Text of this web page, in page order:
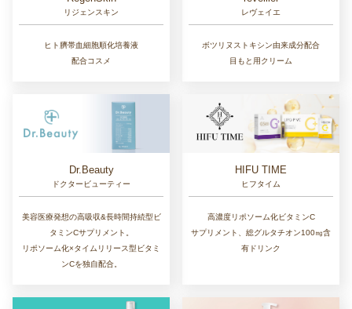
リジェンスキン
ヒト臍帯血細胞順化培養液
配合コスメ
レヴェイエ
ボツリヌストキシン由来成分配合
目もと用クリーム
Dr.Beauty
ドクタービューティー
美容医療発想の高吸収&長時間持続型ビ
タミンCサプリメント。
リポソーム化×タイムリリース型ビタミ
ンCを独自配合。
HIFU TIME
ヒフタイム
高濃度リポソーム化ビタミンC
サプリメント、総グルタチオン100㎎含
有ドリンク